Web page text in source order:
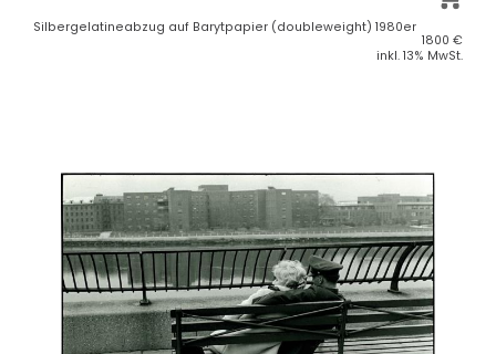
Silbergelatineabzug auf Barytpapier (doubleweight) 1980er
1800 €
inkl. 13% MwSt.